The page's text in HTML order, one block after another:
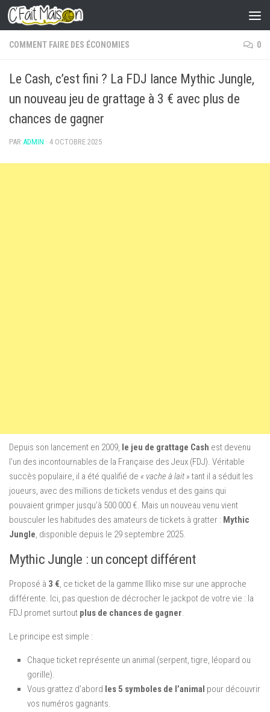
Skip to content
COMMENT FAIRE DES ÉCONOMIES 0
Le Cash, c’est fini ? La FDJ lance Mythic Jungle,
un nouveau jeu de grattage à 3 € avec plus de
chances de gagner
PAR ADMIN · 4 OCTOBRE 2025
Depuis son lancement en 2009, le jeu de grattage Cash est devenu
l’un des incontournables de la Française des Jeux (FDJ). Véritable
succès populaire, il a été qualifié de « vache à lait » tant il a séduit les
joueurs, avec des millions de tickets vendus et des gains qui
pouvaient grimper jusqu’à 500 000 €. Mais un nouveau venu vient
bousculer les habitudes des amateurs de tickets à gratter : Mythic
Jungle, disponible depuis le 29 septembre 2025.
Mythic Jungle : un concept différent
Proposé à 3 €, ce ticket de la gamme Illiko mise sur une approche
différente. Ici, pas question de décrocher le jackpot de votre vie : la
FDJ promet surtout plus de chances de gagner.
Le principe est simple :
Chaque ticket représente un animal (serpent, tigre, léopard ou
gorille).
Vous grattez d’abord les 5 symboles de l’animal pour découvrir
vos numéros gagnants.